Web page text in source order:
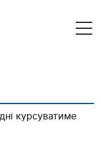
курсуватиме